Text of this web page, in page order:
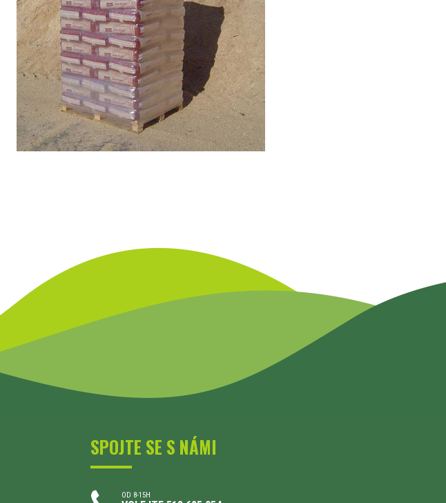
SPOJTE SE S NÁMI
OD 8-15H